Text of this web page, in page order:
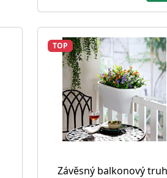
TOP
Závěsný balkonový